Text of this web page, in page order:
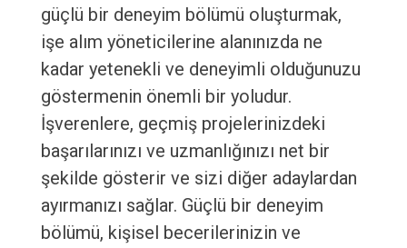
güçlü bir deneyim bölümü oluşturmak,
işe alım yöneticilerine alanınızda ne
kadar yetenekli ve deneyimli olduğunuzu
göstermenin önemli bir yoludur.
İşverenlere, geçmiş projelerinizdeki
başarılarınızı ve uzmanlığınızı net bir
şekilde gösterir ve sizi diğer adaylardan
ayırmanızı sağlar. Güçlü bir deneyim
bölümü, kişisel becerilerinizin ve